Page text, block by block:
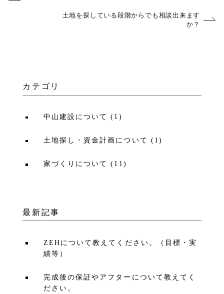
土地を探している段階からでも相談出来ます
か？
カテゴリ
中山建設について ( 1 )
土地探し・資金計画について ( 1 )
家づくりについて ( 11 )
最新記事
ZEHについて教えてください。（目標・実
績等）
完成後の保証やアフターについて教えてく
ださい。